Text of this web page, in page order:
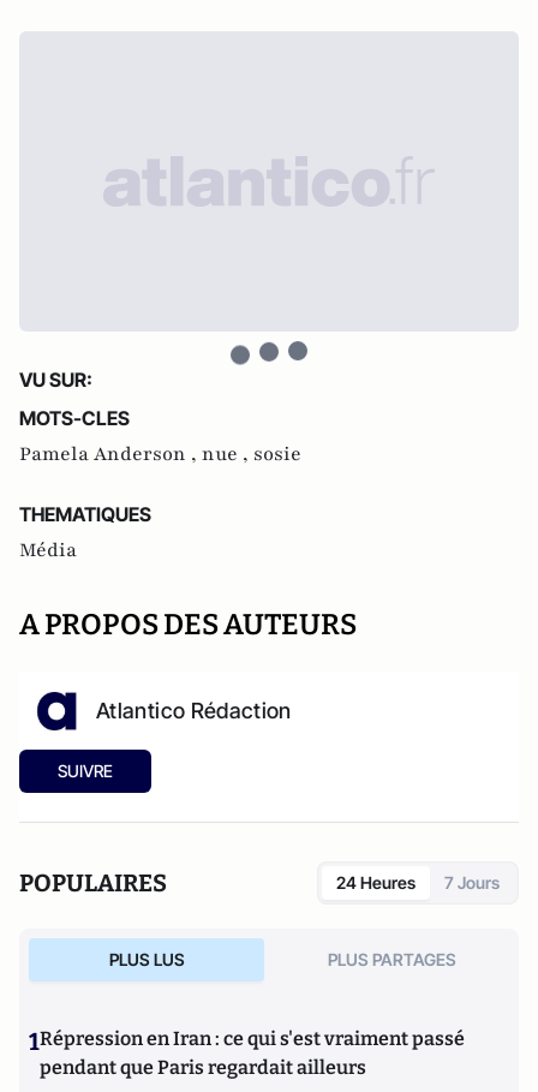
VU SUR:
MOTS-CLES
Pamela Anderson , nue , sosie
THEMATIQUES
Média
A PROPOS DES AUTEURS
Atlantico Rédaction
SUIVRE
POPULAIRES 24 Heures 7 Jours
PLUS LUS PLUS PARTAGES
1Répression en Iran : ce qui s'est vraiment passé
pendant que Paris regardait ailleurs